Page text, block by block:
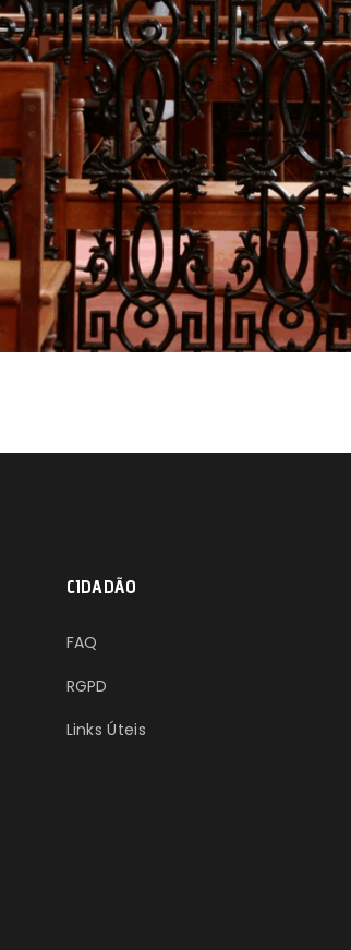
CIDADÃO
FAQ
RGPD
Links Úteis